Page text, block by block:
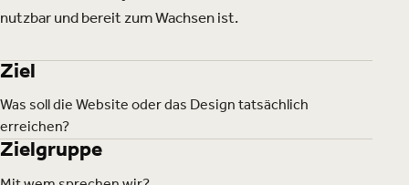
nutzbar und bereit zum Wachsen ist.
Ziel
Was soll die Website oder das Design tatsächlich
erreichen?
Zielgruppe